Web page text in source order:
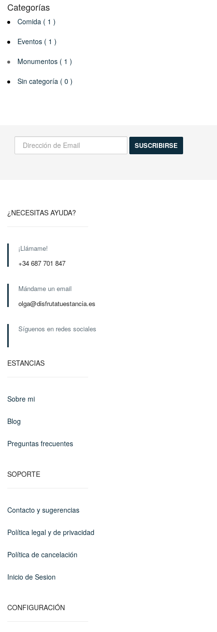
Categorías
Comida ( 1 )
Eventos ( 1 )
Monumentos ( 1 )
Sin categoría ( 0 )
¿NECESITAS AYUDA?
¡Llámame!
+34 687 701 847
Mándame un email
olga@disfrutatuestancia.es
Síguenos en redes sociales
ESTANCIAS
Sobre mi
Blog
Preguntas frecuentes
SOPORTE
Contacto y sugerencias
Política legal y de privacidad
Política de cancelación
Inicio de Sesion
CONFIGURACIÓN